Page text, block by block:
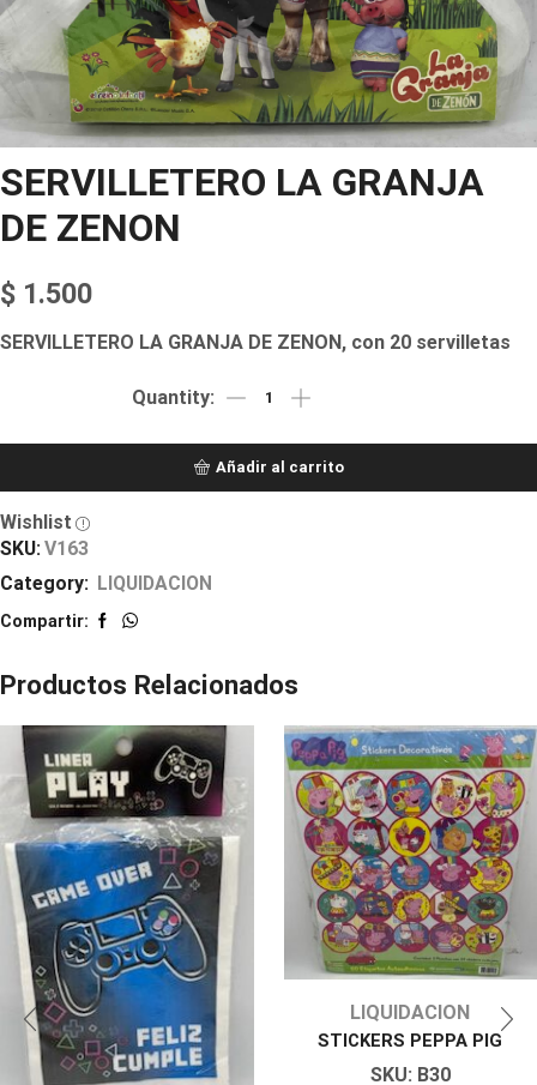
SERVILLETERO LA GRANJA
DE ZENON
$ 1.500
SERVILLETERO LA GRANJA DE ZENON, con 20 servilletas
Añadir al carrito
Wishlist
SKU: V163
Category: LIQUIDACION
Compartir:
Productos Relacionados
LIQUIDACION
STICKERS PEPPA PIG
SKU: B30